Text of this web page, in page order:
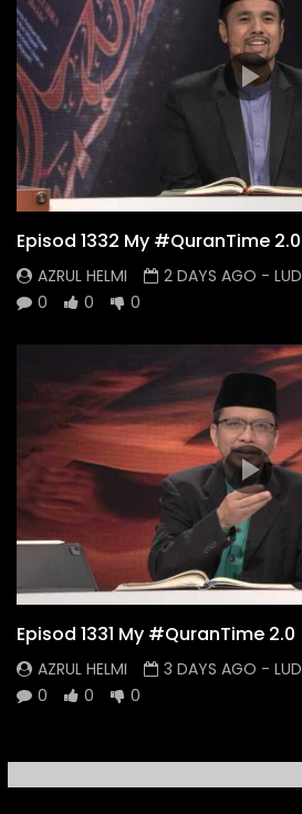
Episod 1332 My #QuranTime 2.0
AZRUL HELMI 2 DAYS AGO -
0
0 0
Episod 1331 My #QuranTime 2.0
AZRUL HELMI 3 DAYS AGO -
0
0 0